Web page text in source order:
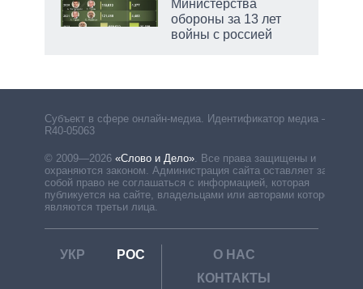
Министерства
обороны за 13 лет
войны с россией
Субъект в сфере онлайн-медиа. Идентификатор медиа –
R40-05063
© 2009—2026 «Слово и Дело» Все права защищены и
охраняются законом. Администрация сайта оставляет за
собой право не соглашаться с информацией, которая
публикуется на сайте, владельцами или авторами которой
являются третьи лица.
УКР РОС
О НАС
КОНТАКТЫ